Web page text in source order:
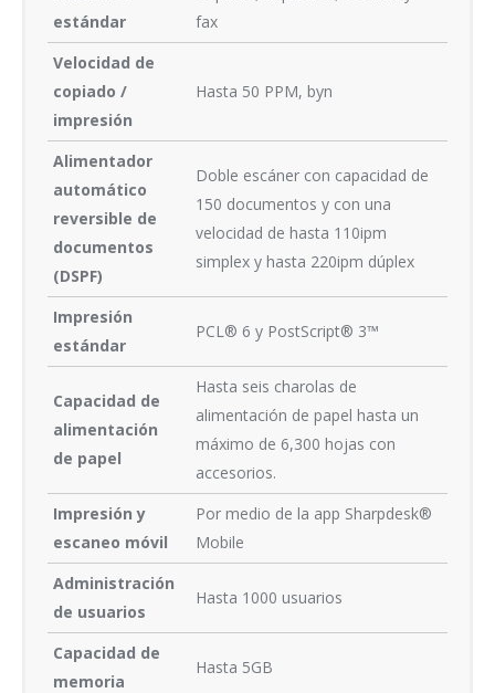
estándar
fax
Velocidad de
copiado /
impresión
Hasta 50 PPM, byn
Alimentador
automático
reversible de
documentos
(DSPF)
Doble escáner con capacidad de
150 documentos y con una
velocidad de hasta 110ipm
simplex y hasta 220ipm dúplex
Impresión
estándar
PCL® 6 y PostScript® 3™
Capacidad de
alimentación
de papel
Hasta seis charolas de
alimentación de papel hasta un
máximo de 6,300 hojas con
accesorios.
Impresión y
escaneo móvil
Por medio de la app Sharpdesk®
Mobile
Administración
de usuarios
Hasta 1000 usuarios
Capacidad de
memoria
Hasta 5GB